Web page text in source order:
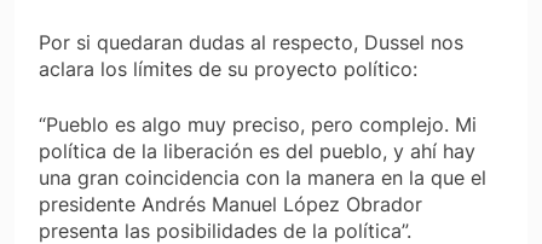
Por si quedaran dudas al respecto, Dussel nos
aclara los límites de su proyecto político:
“Pueblo es algo muy preciso, pero complejo. Mi
política de la liberación es del pueblo, y ahí hay
una gran coincidencia con la manera en la que el
presidente Andrés Manuel López Obrador
presenta las posibilidades de la política”.